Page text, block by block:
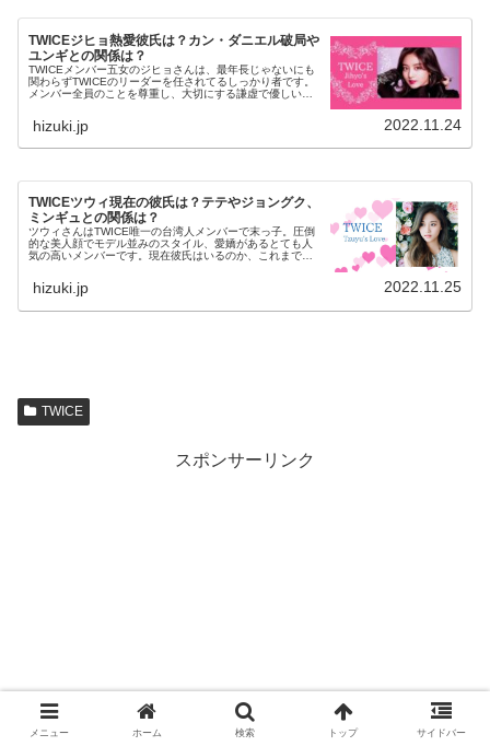
TWICEジヒョ熱愛彼氏は？カン・ダニエル破局や
ユンギとの関係は？
TWICEメンバー五女のジヒョさんは、最年長じゃないにも
関わらずTWICEのリーダーを任されてるしっかり者です。
メンバー全員のことを尊重し、大切にする謙虚で優しい性
hizuki.jp 2022.11.24
TWICEツウィ現在の彼氏は？テテやジョングク、
ミンギュとの関係は？
ツウィさんはTWICE唯一の台湾人メンバーで末っ子。圧倒
的な美人顔でモデル並みのスタイル、愛嬌があるとても人
気の高いメンバーです。現在彼氏はいるのか、これまで過
婚願望があるのか？をご紹介します。
hizuki.jp 2022.11.25
TWICE
スポンサーリンク
メニュー ホーム 検索 トップ サイドバー